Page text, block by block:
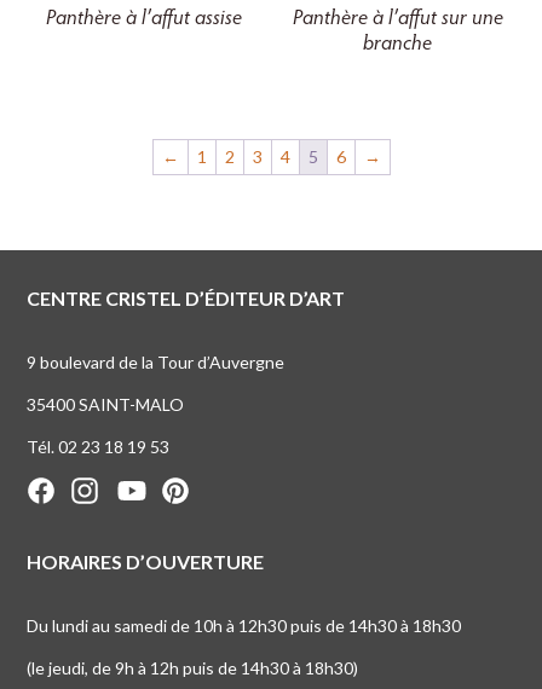
Panthère à l’affut assise
Panthère à l’affut sur une
branche
← 1 2 3 4 5 6 →
CENTRE CRISTEL D’ÉDITEUR D’ART
9 boulevard de la Tour d’Auvergne
35400 SAINT-MALO
Tél. 02 23 18 19 53
HORAIRES D’OUVERTURE
Du lundi au samedi de 10h à 12h30 puis de 14h30 à 18h30
(le jeudi, de 9h à 12h puis de 14h30 à 18h30)